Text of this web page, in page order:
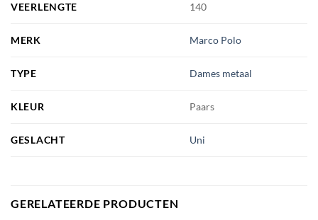
VEERLENGTE 140
MERK Marco Polo
TYPE Dames metaal
KLEUR Paars
GESLACHT Uni
GERELATEERDE PRODUCTEN